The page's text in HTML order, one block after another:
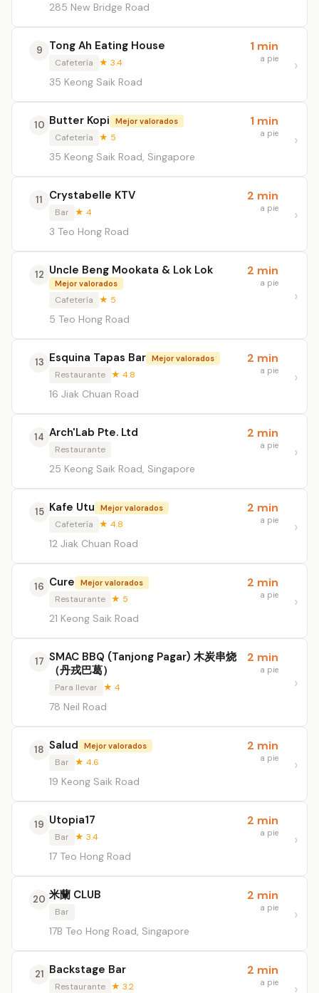
285 New Bridge Road
9 Tong Ah Eating House
Cafetería ★ 3.4
35 Keong Saik Road
1 min
a pie
10 Butter Kopi Mejor valorados
Cafetería ★ 5
35 Keong Saik Road, Singapore
1 min
a pie
11 Crystabelle KTV
Bar ★ 4
3 Teo Hong Road
2 min
a pie
12 Uncle Beng Mookata & Lok Lok
Mejor valorados
Cafetería ★ 5
5 Teo Hong Road
2 min
a pie
13 Esquina Tapas Bar Mejor valorados
Restaurante ★ 4.8
16 Jiak Chuan Road
2 min
a pie
14 Arch'Lab Pte. Ltd
Restaurante
25 Keong Saik Road, Singapore
2 min
a pie
15 Kafe Utu Mejor valorados
Cafetería ★ 4.8
12 Jiak Chuan Road
2 min
a pie
16 Cure Mejor valorados
Restaurante ★ 5
21 Keong Saik Road
2 min
a pie
17 SMAC BBQ (Tanjong Pagar) 木炭串烧
（丹戎巴葛）
Para llevar ★ 4
78 Neil Road
2 min
a pie
18 Salud Mejor valorados
Bar ★ 4.6
19 Keong Saik Road
2 min
a pie
19 Utopia17
Bar ★ 3.4
17 Teo Hong Road
2 min
a pie
20 米蘭 CLUB
Bar
17B Teo Hong Road, Singapore
2 min
a pie
21 Backstage Bar
Restaurante ★ 3.2
2 min
a pie